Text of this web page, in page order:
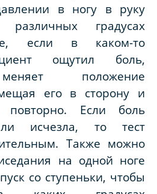
в ногу в руку
градусах
если в каком-то
ощутил боль,
положение
его в сторону и
повторно. Если боль
исчезла, то тест
Также можно
на одной ноге
со ступеньки, чтобы